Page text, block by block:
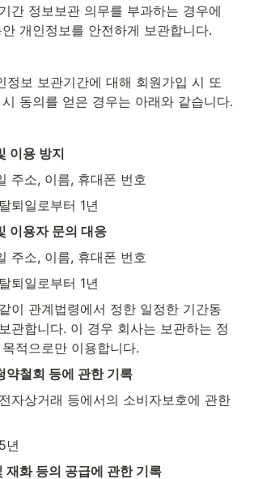
간 정보보관 의무를 부과하는 경우에
개인정보를 안전하게 보관합니다.
정보 보관기간에 대해 회원가입 시 또
동의를 얻은 경우는 아래와 같습니다.
이용 방지
주소, 이름, 휴대폰 번호
퇴일로부터 1년
이용자 문의 대응
주소, 이름, 휴대폰 번호
퇴일로부터 1년
이 관계법령에서 정한 일정한 기간동
관합니다. 이 경우 회사는 보관하는 정
적으로만 이용합니다.
약철회 등에 관한 기록
자상거래 등에서의 소비자보호에 관한
년
재화 등의 공급에 관한 기록